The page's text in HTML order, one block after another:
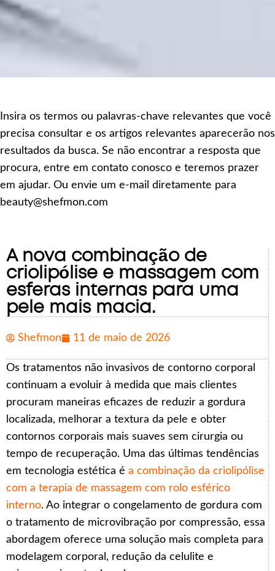
Insira os termos ou palavras-chave relevantes que você
precisa consultar e os artigos relevantes aparecerão nos
resultados da busca. Se não encontrar a resposta que
procura, entre em contato conosco e teremos prazer
em ajudar. Ou envie um e-mail diretamente para
beauty@shefmon.com
A nova combinação de
criolipólise e massagem com
esferas internas para uma
pele mais macia.
Shefmon 11 de maio de 2026
Os tratamentos não invasivos de contorno corporal
continuam a evoluir à medida que mais clientes
procuram maneiras eficazes de reduzir a gordura
localizada, melhorar a textura da pele e obter
contornos corporais mais suaves sem cirurgia ou
tempo de recuperação. Uma das últimas tendências
em tecnologia estética é a combinação da criolipólise
com a terapia de massagem com rolo esférico
interno. Ao integrar o congelamento de gordura com
o tratamento de microvibração por compressão, essa
abordagem oferece uma solução mais completa para
modelagem corporal, redução da celulite e